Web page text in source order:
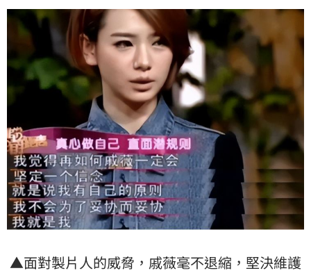
▲面對製片人的威脅，戚薇毫不退縮，堅決維護